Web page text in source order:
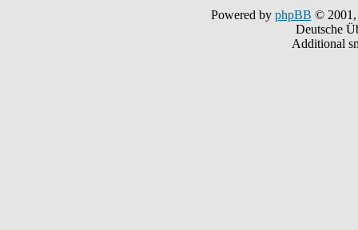
Powered by phpBB © 2001,
Deutsche
Additional